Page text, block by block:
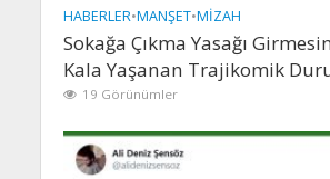
HABERLER•MANŞET•MIZAH
Sokağa Çıkma Yasağı
Kala Yaşanan Trajikomik
19 Görünümler